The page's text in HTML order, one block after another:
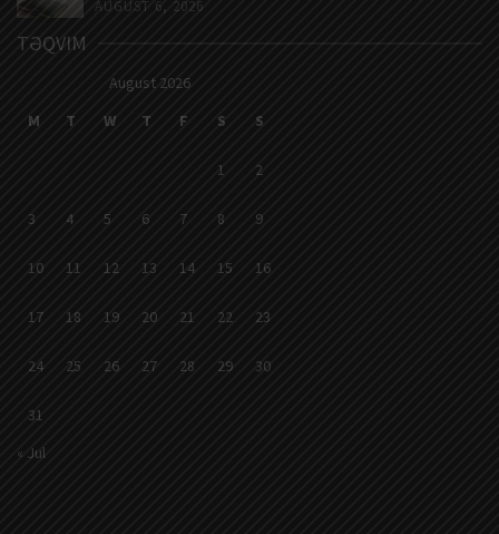
AUGUST 6, 2026
TƏQVIM
August 2026
M
T W T F S S
1 2
3 4 5 6 7 8 9
10 11 12 13 14 15 16
17 18 19 20 21 22 23
24 25 26 27 28 29 30
31
« Jul